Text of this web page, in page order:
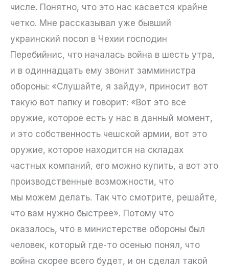
числе. Понятно, что это нас касается крайне
четко. Мне рассказывал уже бывший
украинский посол в Чехии господин
Перебийнис, что началась война в шесть утра,
и в одиннадцать ему звонит замминистра
обороны: «Слушайте, я зайду», приносит вот
такую вот папку и говорит: «Вот это все
оружие, которое есть у нас в данный момент,
и это собственность чешской армии, вот это
оружие, которое находится на складах
частных компаний, его можно купить, а вот это
производственные возможности, что
мы можем делать. Так что смотрите, решайте,
что вам нужно быстрее». Потому что
оказалось, что в министерстве обороны был
человек, который где-то осенью понял, что
война скорее всего будет, и он сделал такой